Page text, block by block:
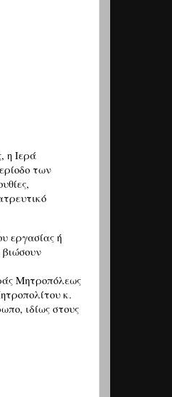
η Ιερά
των
εργασίας ή
Μητροπόλεως
κ.
ιδίως στους